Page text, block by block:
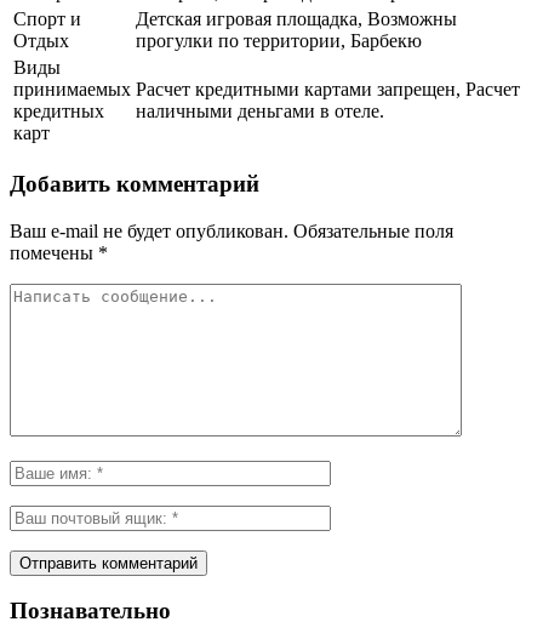
Спорт и
Отдых
Детская игровая площадка, Возможны
прогулки по территории, Барбекю
Виды
принимаемых
кредитных
карт
Расчет кредитными картами запрещен, Расчет
наличными деньгами в отеле.
Добавить комментарий
Ваш e-mail не будет опубликован. Обязательные поля
помечены *
Познавательно